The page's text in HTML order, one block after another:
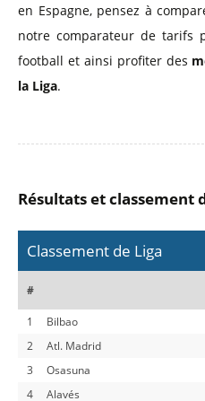
en Espagne, pensez à
notre comparateur de tarifs
football et ainsi profiter des
la Liga.
Résultats et classement
Classement de Liga
#
1 Bilbao
2
Atl. Madrid
3
Osasuna
4
Alavés